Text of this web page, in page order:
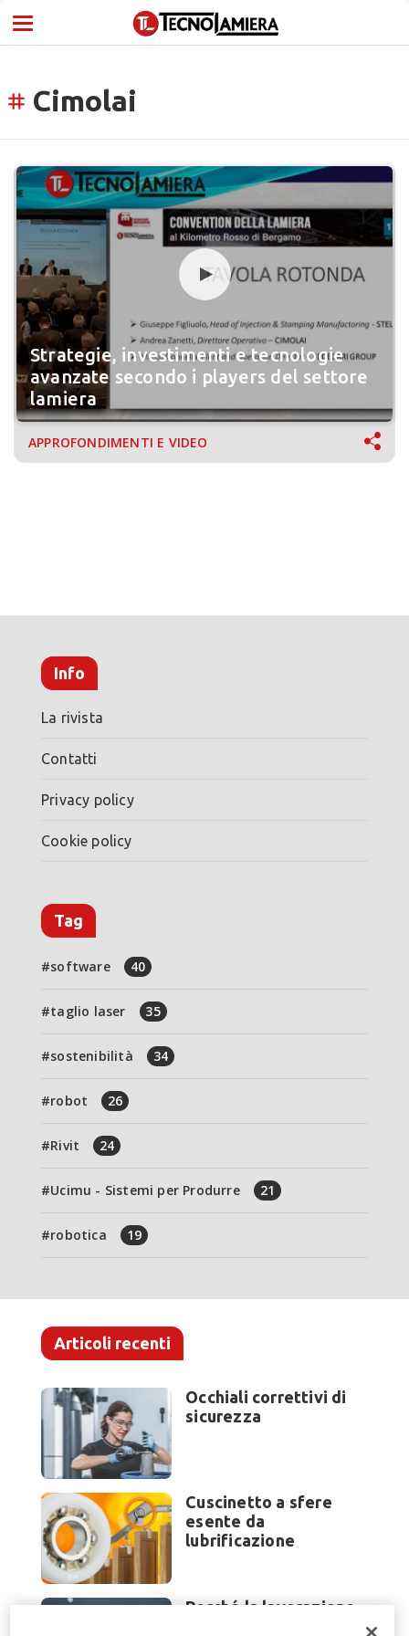
tag Cimolai
Strategie, investimenti e tecnologie
avanzate secondo i players del settore
lamiera
APPROFONDIMENTI E VIDEO
Info
La rivista
Contatti
Privacy policy
Cookie policy
Tag
software 40
taglio laser 35
sostenibilità 34
robot 26
Rivit 24
Ucimu - Sistemi per Produrre 21
robotica 19
Articoli recenti
Occhiali correttivi di
sicurezza
Cuscinetto a sfere
esente da
lubrificazione
Perché la lavorazione